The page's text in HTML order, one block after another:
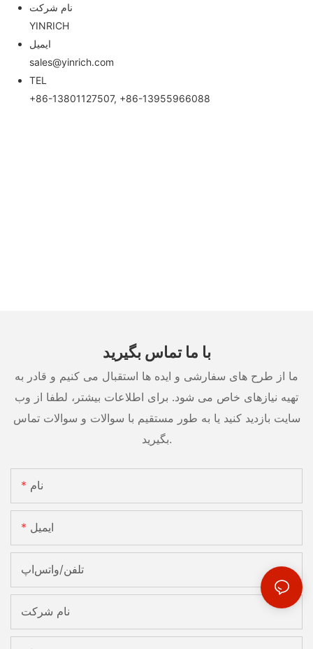
نام شرکت
YINRICH
ایمیل
sales@yinrich.com
TEL
+86-13801127507, +86-13955966088
با ما تماس بگیرید
ما از طرح های سفارشی و ایده ها استقبال می کنیم و قادر به
تهیه نیازهای خاص می شود. برای اطلاعات بیشتر، لطفا از وب
سایت بازدید کنید یا به طور مستقیم با سوالات و سوالات تماس
بگیرید.
نام
ایمیل
تلفن/واتس‌اپ
نام شرکت